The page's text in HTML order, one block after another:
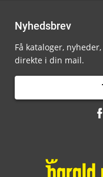
Nyhedsbrev
Få kataloger,
direkte i din mail.